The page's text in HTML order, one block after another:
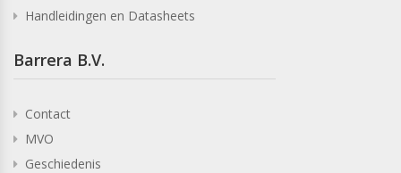
Handleidingen en Datasheets
Barrera B.V.
Contact
MVO
Geschiedenis